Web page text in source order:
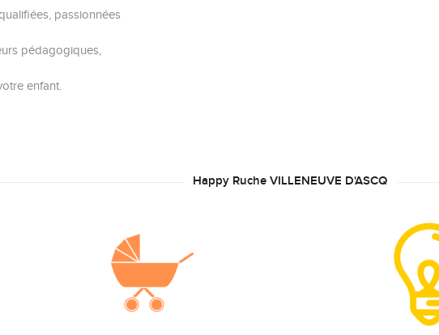
passionnées
pédagogiques,
enfant.
Happy Ruche VILLENEUVE D'ASCQ